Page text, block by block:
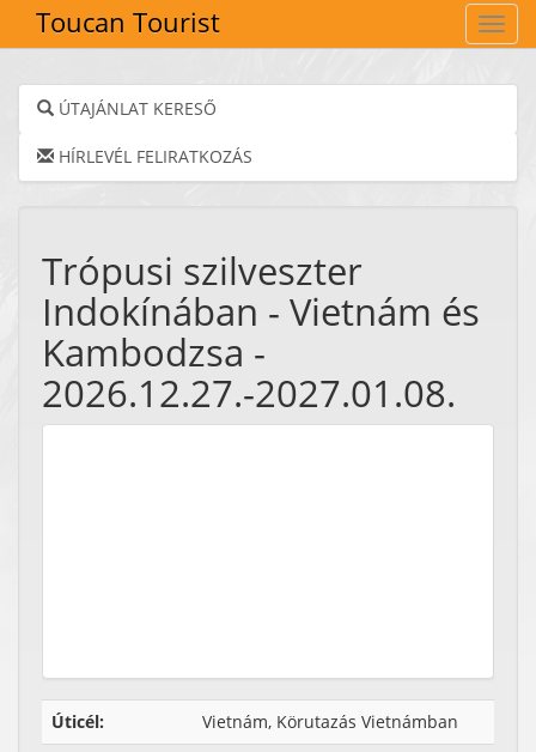
Toucan Tourist
ÚTAJÁNLAT KERESŐ
HÍRLEVÉL FELIRATKOZÁS
Trópusi szilveszter
Indokínában - Vietnám és
Kambodzsa -
2026.12.27.-2027.01.08.
Úticél:
Vietnám, Körutazás Vietnámban